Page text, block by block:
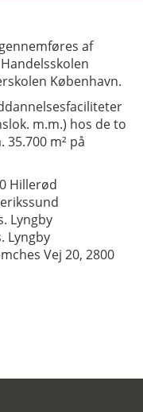
af
København.
m.m.) hos de to
m² på
Hillerød
Lyngby
Lyngby
Vej 20, 2800